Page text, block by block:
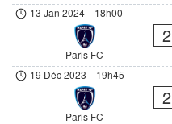
13 Jan 2024 - 18h00
Paris FC
2
19 Déc 2023 - 19h45
Paris FC
2